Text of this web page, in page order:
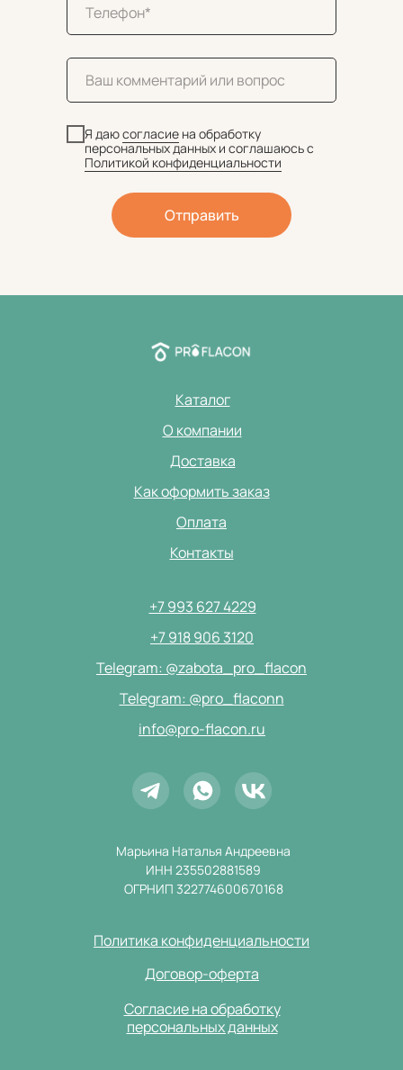
Я даюсогласие на обработку
персональных данных и соглашаюсь c
Политикой конфиденциальности
Отправить
О компании
+7 918 906 3120
Каталог
Политика конфиденциальности
+7 993 627 4229
Telegram: @zabota_pro_flacon
Telegram: @pro_flaconn
info@pro-flacon.ru
Доставка
Оплата
Как оформить заказ
Контакты
Согласие на обработку
персональных данных
Договор-оферта
Марьина Наталья Андреевна
ИНН 235502881589
ОГРНИП 322774600670168